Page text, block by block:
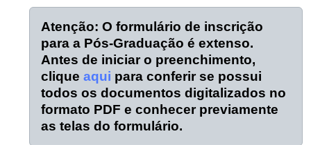
Atenção: O formulário de inscrição
para a Pós-Graduação é extenso.
Antes de iniciar o preenchimento,
clique aqui para conferir se possui
todos os documentos digitalizados no
formato PDF e conhecer previamente
as telas do formulário.